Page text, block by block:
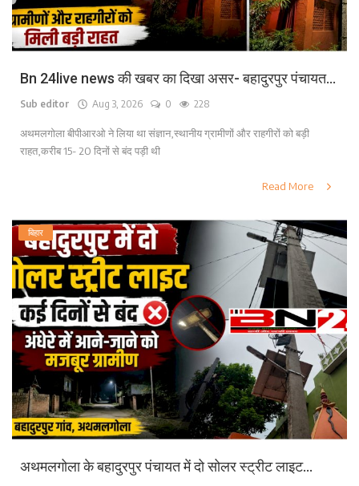
Bn 24live news की खबर का दिखा असर- बहादुरपुर पंचायत...
Sub editor Aug 3, 2026 0 228
अथमलगोला बीपीआरओ ने लिया था संज्ञान,स्थानीय ग्रामीणों और राहगीरों को बड़ी
राहत,करीब 15- 20 दिनों से बंद पड़ी थी
Read More
बिहार
अथमलगोला के बहादुरपुर पंचायत में दो सोलर स्ट्रीट लाइट...